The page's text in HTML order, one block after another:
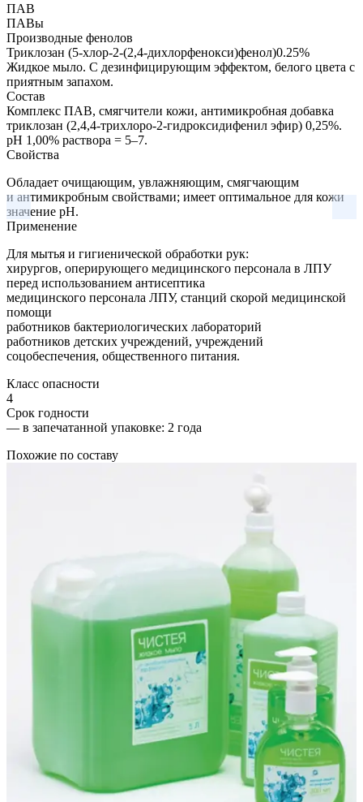
ПАВ
ПАВы
Производные фенолов
Триклозан (5-хлор-2-(2,4-дихлорфенокси)фенол)0.25%
Жидкое мыло. С дезинфицирующим эффектом, белого цвета с
приятным запахом.
Состав
Комплекс ПАВ, смягчители кожи, антимикробная добавка
триклозан (2,4,4-трихлоро-2-гидроксидифенил эфир) 0,25%.
pH 1,00% раствора = 5–7.
Свойства
Обладает очищающим, увлажняющим, смягчающим
и антимикробным свойствами; имеет оптимальное для кожи
значение pH.
Применение
Для мытья и гигиенической обработки рук:
хирургов, оперирующего медицинского персонала в ЛПУ
перед использованием антисептика
медицинского персонала ЛПУ, станций скорой медицинской
помощи
работников бактериологических лабораторий
работников детских учреждений, учреждений
соцобеспечения, общественного питания.
Класс опасности
4
Срок годности
— в запечатанной упаковке: 2 года
Похожие по составу